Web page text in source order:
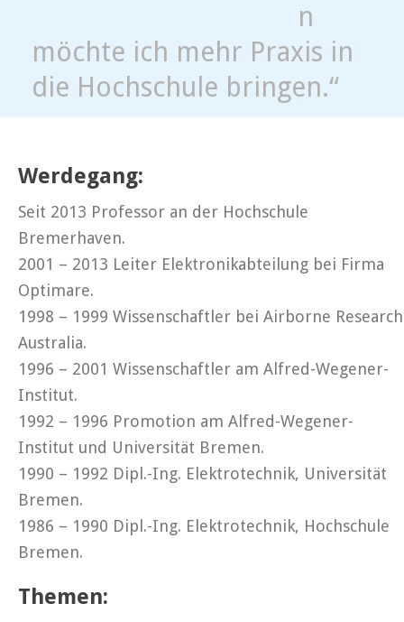
n
möchte ich mehr Praxis in
die Hochschule bringen.“
Werdegang:
Seit 2013 Professor an der Hochschule
Bremerhaven.
2001 – 2013 Leiter Elektronikabteilung bei Firma
Optimare.
1998 – 1999 Wissenschaftler bei Airborne Research
Australia.
1996 – 2001 Wissenschaftler am Alfred-Wegener-
Institut.
1992 – 1996 Promotion am Alfred-Wegener-
Institut und Universität Bremen.
1990 – 1992 Dipl.-Ing. Elektrotechnik, Universität
Bremen.
1986 – 1990 Dipl.-Ing. Elektrotechnik, Hochschule
Bremen.
Themen: